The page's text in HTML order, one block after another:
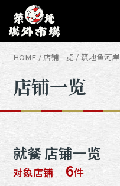
HOME 店铺一览 筑地鱼河岸
店铺一览
就餐 店铺一览
对象店铺 6件